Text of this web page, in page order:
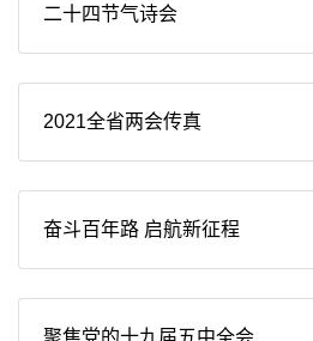
二十四节气诗会
2021全省两会传真
奋斗百年路 启航新征程
聚焦党的十九届五中全会